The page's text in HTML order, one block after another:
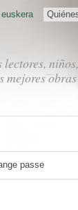
lectores, niños,
mejores
euskera
passe